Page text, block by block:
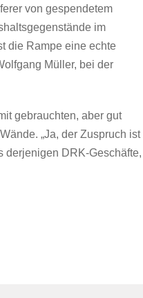
von gespendetem
im
die Rampe eine echte
Müller, bei der
gebrauchten, aber gut
„Ja, der Zuspruch ist
derjenigen DRK-Geschäfte,